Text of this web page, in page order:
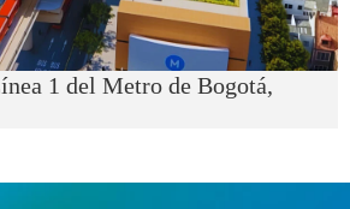
1 del Metro de Bogotá,